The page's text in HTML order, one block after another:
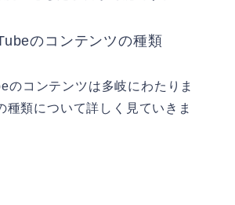
のコンテンツの種類
のコンテンツは多岐にわたりま
種類について詳しく見ていきま